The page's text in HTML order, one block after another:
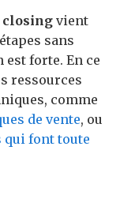
closing vient
sans
forte. En ce
ressources
comme
de vente, ou
qui font toute